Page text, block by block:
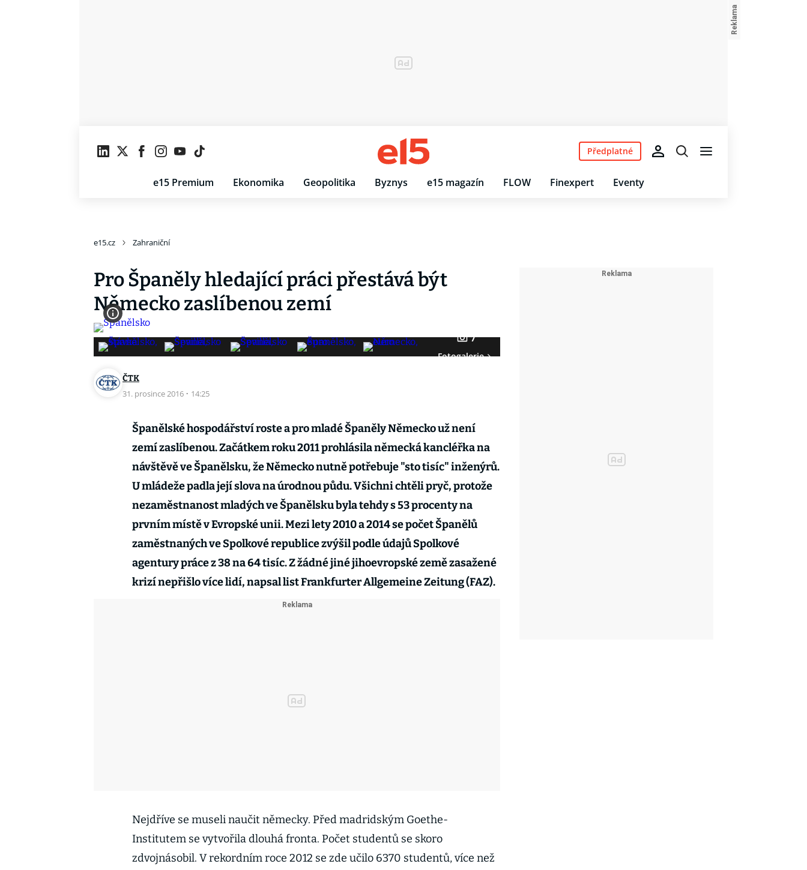
e15 Premium Ekonomika Geopolitika Byznys e15 magazín FLOW Finexpert Eventy
Předplatné
e15.cz Zahraniční
Pro Španěly hledající práci přestává být
Německo zaslíbenou zemí
7
Fotogalerie
ČTK
31. prosince 2016 · 14:25
Španělské hospodářství roste a pro mladé Španěly Německo už není
zemí zaslíbenou. Začátkem roku 2011 prohlásila německá kancléřka na
návštěvě ve Španělsku, že Německo nutně potřebuje "sto tisíc" inženýrů.
U mládeže padla její slova na úrodnou půdu. Všichni chtěli pryč, protože
nezaměstnanost mladých ve Španělsku byla tehdy s 53 procenty na
prvním místě v Evropské unii. Mezi lety 2010 a 2014 se počet Španělů
zaměstnaných ve Spolkové republice zvýšil podle údajů Spolkové
agentury práce z 38 na 64 tisíc. Z žádné jiné jihoevropské země zasažené
krizí nepřišlo více lidí, napsal list Frankfurter Allgemeine Zeitung (FAZ).
Nejdříve se museli naučit německy. Před madridským Goethe-
Institutem se vytvořila dlouhá fronta. Počet studentů se skoro
zdvojnásobil. V rekordním roce 2012 se zde učilo 6370 studentů, více než